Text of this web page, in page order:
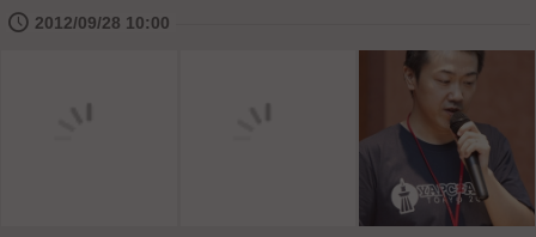
🕔 2012/09/28 10:00